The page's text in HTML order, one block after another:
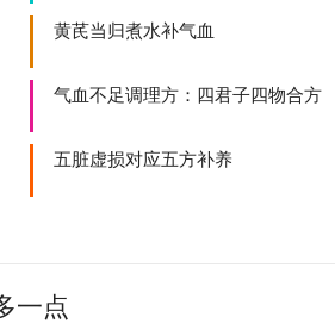
黄芪当归煮水补气血
气血不足调理方：四君子四物合方
五脏虚损对应五方补养
一点